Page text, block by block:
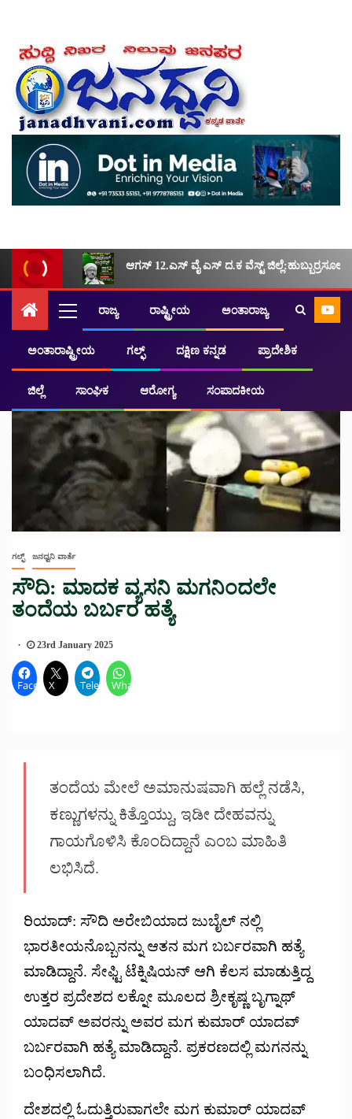
ಆಗಸ್ 12.ಎಸ್ ವೈ ಎಸ್ ದ.ಕ ವೆಸ್ಟ್ ಜಿಲ್ಲೆ:ಹುಬ್ಬುರ್ರಸೂಲ್
ರಾಜ್ಯ ರಾಷ್ಟ್ರೀಯ ಅಂತಾರಾಜ್ಯ
ಅಂತಾರಾಷ್ಟ್ರೀಯ ಗಲ್ಫ್ ದಕ್ಷಿಣ ಕನ್ನಡ ಪ್ರಾದೇಶಿಕ
ಜಿಲ್ಲೆ ಸಾಂಘಿಕ ಆರೋಗ್ಯ ಸಂಪಾದಕೀಯ
ಗಲ್ಫ್ ಜನಧ್ವನಿ ವಾರ್ತೆ
ಸೌದಿ: ಮಾದಕ ವ್ಯಸನಿ ಮಗನಿಂದಲೇ
ತಂದೆಯ ಬರ್ಬರ ಹತ್ಯೆ
23rd January 2025
Facebook
X TelegramWhatsApp
ತಂದೆಯ ಮೇಲೆ ಅಮಾನುಷವಾಗಿ ಹಲ್ಲೆ ನಡೆಸಿ,
ಕಣ್ಣುಗಳನ್ನು ಕಿತ್ತೊಯ್ದು, ಇಡೀ ದೇಹವನ್ನು
ಗಾಯಗೊಳಿಸಿ ಕೊಂದಿದ್ದಾನೆ ಎಂಬ ಮಾಹಿತಿ
ಲಭಿಸಿದೆ.
ರಿಯಾದ್: ಸೌದಿ ಅರೇಬಿಯಾದ ಜುಬೈಲ್ ನಲ್ಲಿ
ಭಾರತೀಯನೊಬ್ಬನನ್ನು ಆತನ ಮಗ ಬರ್ಬರವಾಗಿ ಹತ್ಯೆ
ಮಾಡಿದ್ದಾನೆ. ಸೇಫ್ಟಿ ಟೆಕ್ನಿಷಿಯನ್ ಆಗಿ ಕೆಲಸ ಮಾಡುತ್ತಿದ್ದ
ಉತ್ತರ ಪ್ರದೇಶದ ಲಕ್ನೋ ಮೂಲದ ಶ್ರೀಕೃಷ್ಣ ಬೃಗ್ನಾಥ್
ಯಾದವ್ ಅವರನ್ನು ಅವರ ಮಗ ಕುಮಾರ್ ಯಾದವ್
ಬರ್ಬರವಾಗಿ ಹತ್ಯೆ ಮಾಡಿದ್ದಾನೆ. ಪ್ರಕರಣದಲ್ಲಿ ಮಗನನ್ನು
ಬಂಧಿಸಲಾಗಿದೆ.
ದೇಶದಲ್ಲಿ ಓದುತ್ತಿರುವಾಗಲೇ ಮಗ ಕುಮಾರ್ ಯಾದವ್